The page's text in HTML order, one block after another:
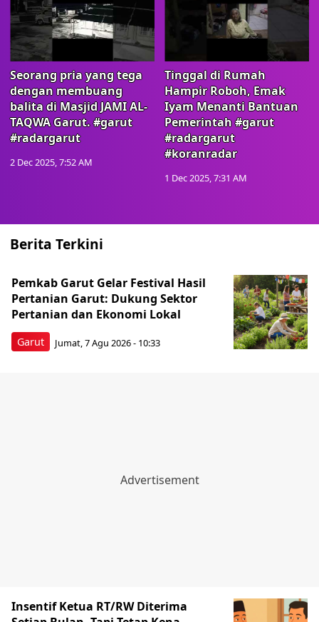
Seorang pria yang tega
dengan membuang
balita di Masjid JAMI AL-
TAQWA Garut. #garut
#radargarut
2 Dec 2025, 7:52 AM
Tinggal di Rumah
Hampir Roboh, Emak
Iyam Menanti Bantuan
Pemerintah #garut
#radargarut
#koranradar
1 Dec 2025, 7:31 AM
Berita Terkini
Garut
Pemkab Garut Gelar Festival Hasil
Pertanian Garut: Dukung Sektor
Pertanian dan Ekonomi Lokal
Jumat, 7 Agu 2026 - 10:33
Insentif Ketua RT/RW Diterima